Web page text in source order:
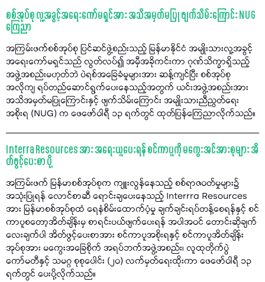
စစ်အုပ်စု လူ့အခွင့်အရေးကော်မရှင်အား အသိအမှတ်မပြု ဖျက်သိမ်းကြောင်း NUG
ကြေညာ
အကြမ်းဖက်စစ်အုပ်စု ပြင်ဆင်ဖွဲ့စည်းသည့် မြန်မာနိုင်ငံ အမျိုးသားလူ့အခွင့်
အရေးကော်မရှင်သည် လွတ်လပ်၍ အမှီအခိုကင်းကာ ဂုဏ်သိက္ခာရှိသည့်
အဖွဲ့အစည်းမဟုတ်ဘဲ ပဲရစ်အခြေခံမူများအား ဆန့်ကျင်ပြီး စစ်အုပ်စု
အလိုကျ ရပ်တည်ဆောင်ရွက်ပေးနေသည့်အတွက် ယင်းအဖွဲ့အစည်းအား
အသိအမှတ်မပြုကြောင်းနှင့် ဖျက်သိမ်းကြောင်း အမျိုးသားညီညွတ်ရေး
အစိုးရ (NUG) က ဖေဖော်ဝါရီ ၁၃ ရက်တွင် ထုတ်ပြန်ကြေညာလိုက်သည်။
Interra Resources အား အရေးယူပေးရန် စင်ကာပူကို မကွေးအင်အားစုများ အိ
တ်ဖွင့်ပေးစာ ပို့
အကြမ်းဖက် မြန်မာစစ်အုပ်စုက ကျူးလွန်နေသည့် စစ်ရာဇဝတ်မှုများ၌
အသုံးပြုရန် လောင်စာဆီ ရောင်းချပေးနေသည့် Interrra Resources
အား မြန်မာစစ်အုပ်စုထံ ရေနံစိမ်းထောက်ပံ့မှု ချက်ချင်းရပ်တန့်စေရန်နှင့် စင်
ကာပူစတော့အိတ်ချိန်းမှ စာရင်းပယ်ဖျက်ပေးရန် အပါအဝင် တောင်းဆိုချက်
လေးချက်ပါ အိတ်ဖွင့်ပေးစာအား စင်ကာပူအစိုးရနှင့် စင်ကာပူအိတ်ချိန်း
အုပ်စုအား မကွေးအခြေစိုက် အရပ်ဘက်အဖွဲ့အစည်း၊ လူထုတိုက်ပွဲ
ကော်မတီနှင့် သမဂ္ဂ စုစုပေါင်း (၂၀) လက်မှတ်ရေးထိုးကာ ဖေဖော်ဝါရီ ၁၃
ရက်တွင် ပေးပို့လိုက်သည်။